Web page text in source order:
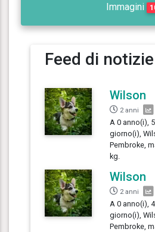
Immagini
Feed di notizie
Wilson
2 anni
A 0 anno(i),
giorno(i),
Pembroke,
kg.
Wilson
2 anni
A 0 anno(i),
giorno(i),
Pembroke,